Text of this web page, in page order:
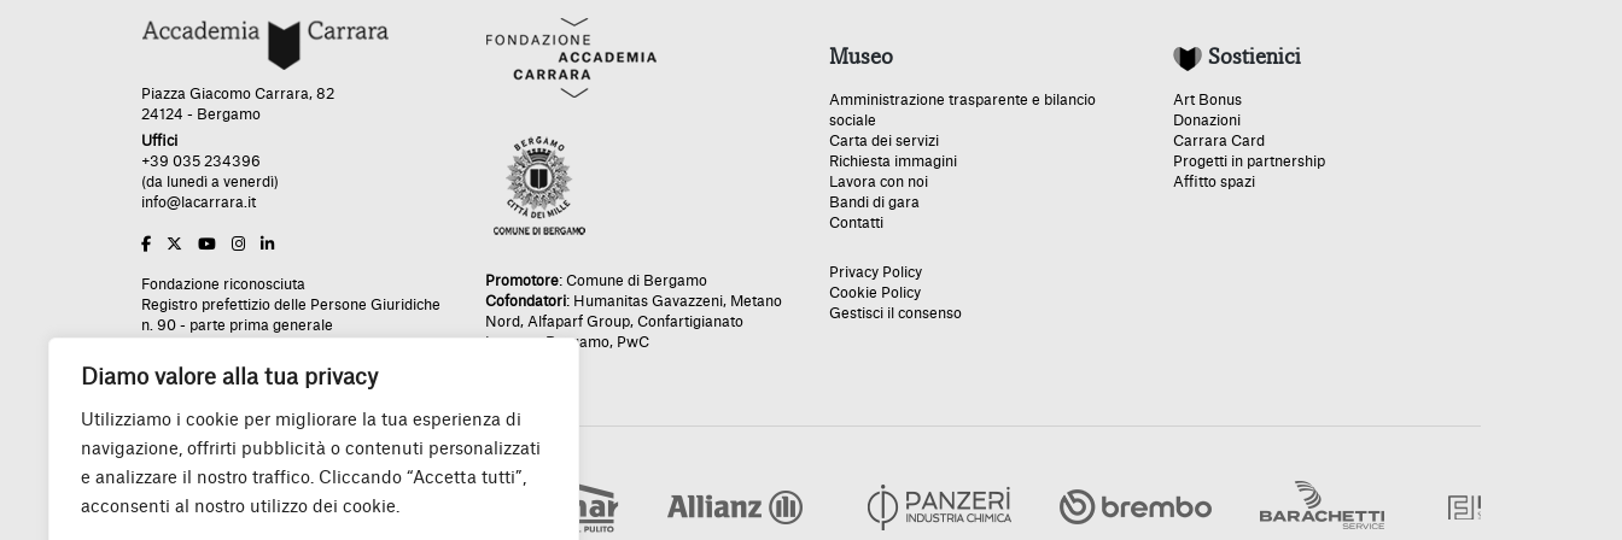
Diamo valore alla tua privacy
Utilizziamo i cookie per migliorare la tua esperienza di
navigazione, offrirti pubblicità o contenuti personalizzati
e analizzare il nostro traffico. Cliccando “Accetta tutti”,
acconsenti al nostro utilizzo dei cookie.
Piazza Giacomo Carrara, 82
24124 - Bergamo
Uffici
+39 035 234396
(da lunedì a venerdì)
info@lacarrara.it
Fondazione riconosciuta
Registro prefettizio delle Persone Giuridiche
n. 90 - parte prima generale
Rea BG - 436089
Promotore: Comune di Bergamo
Cofondatori: Humanitas Gavazzeni, Metano
Nord, Alfaparf Group, Confartigianato
Imprese Bergamo, PwC
Museo
Amministrazione trasparente e bilancio
sociale
Carta dei servizi
Richiesta immagini
Lavora con noi
Bandi di gara
Contatti
Privacy Policy
Cookie Policy
Gestisci il consenso
Sostienici
Art Bonus
Donazioni
Carrara Card
Progetti in partnership
Affitto spazi
Un grazie speciale: